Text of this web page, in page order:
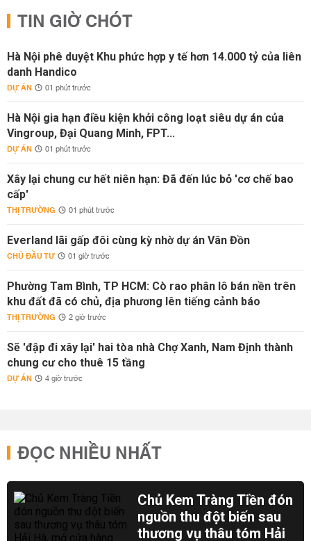
TIN GIỜ CHÓT
Hà Nội phê duyệt Khu phức hợp y tế hơn 14.000 tỷ của liên
danh Handico
DỰ ÁN 01 phút trước
Hà Nội gia hạn điều kiện khởi công loạt siêu dự án của
Vingroup, Đại Quang Minh, FPT...
DỰ ÁN 01 phút trước
Xây lại chung cư hết niên hạn: Đã đến lúc bỏ 'cơ chế bao
cấp'
THỊ TRƯỜNG 01 phút trước
Everland lãi gấp đôi cùng kỳ nhờ dự án Vân Đồn
CHỦ ĐẦU TƯ 01 giờ trước
Phường Tam Bình, TP HCM: Cò rao phân lô bán nền trên
khu đất đã có chủ, địa phương lên tiếng cảnh báo
THỊ TRƯỜNG 2 giờ trước
Sẽ 'đập đi xây lại' hai tòa nhà Chợ Xanh, Nam Định thành
chung cư cho thuê 15 tầng
DỰ ÁN 4 giờ trước
ĐỌC NHIỀU NHẤT
Chủ Kem Tràng Tiền đón
nguồn thu đột biến sau
thương vụ thâu tóm Hải